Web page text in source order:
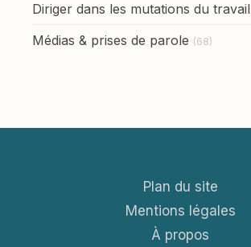
Diriger dans les mutations du travail
Médias & prises de parole (68)
Plan du site
Mentions légales
À propos